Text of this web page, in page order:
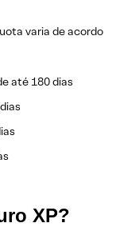
varia de acordo
até 180 dias
XP?